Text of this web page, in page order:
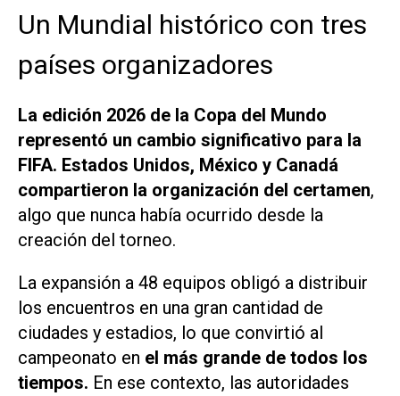
Un Mundial histórico con tres
países organizadores
La edición 2026 de la Copa del Mundo
representó un cambio significativo para la
FIFA. Estados Unidos, México y Canadá
compartieron la organización del certamen,
algo que nunca había ocurrido desde la
creación del torneo.
La expansión a 48 equipos obligó a distribuir
los encuentros en una gran cantidad de
ciudades y estadios, lo que convirtió al
campeonato en el más grande de todos los
tiempos. En ese contexto, las autoridades